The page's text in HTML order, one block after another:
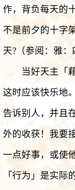
作，背负每天的
不是前夕的十字
天? （参阅：雅
当好天主「
这时应该快乐地
告诉别人，并且
外的收获！我要
一点好事，或使
「行为」是实